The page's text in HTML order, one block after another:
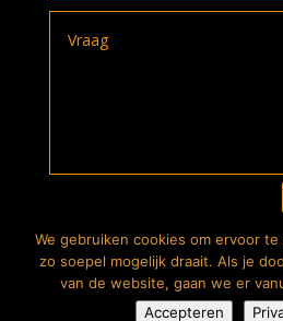
t
e
2026© The Bike Store. Alle
Privacyverklaring| Website:Lutim
De prijzen en specificaties op
We gebruiken cookies om ervoor
zo soepel mogelijk draait. Als je
van de website, gaan we er
Accepteren